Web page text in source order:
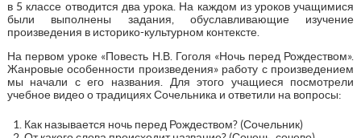
в 5 классе отводится два урока. На каждом из уроков учащимися
были выполнены задания, обуславливающие изучение
произведения в историко-культурном контексте.
На первом уроке «Повесть Н.В. Гоголя «Ночь перед Рождеством».
Жанровые особенности произведения» работу с произведением
мы начали с его названия. Для этого учащиеся посмотрели
учебное видео о традициях Сочельника и ответили на вопросы:
Как называется ночь перед Рождеством? (Сочельник)